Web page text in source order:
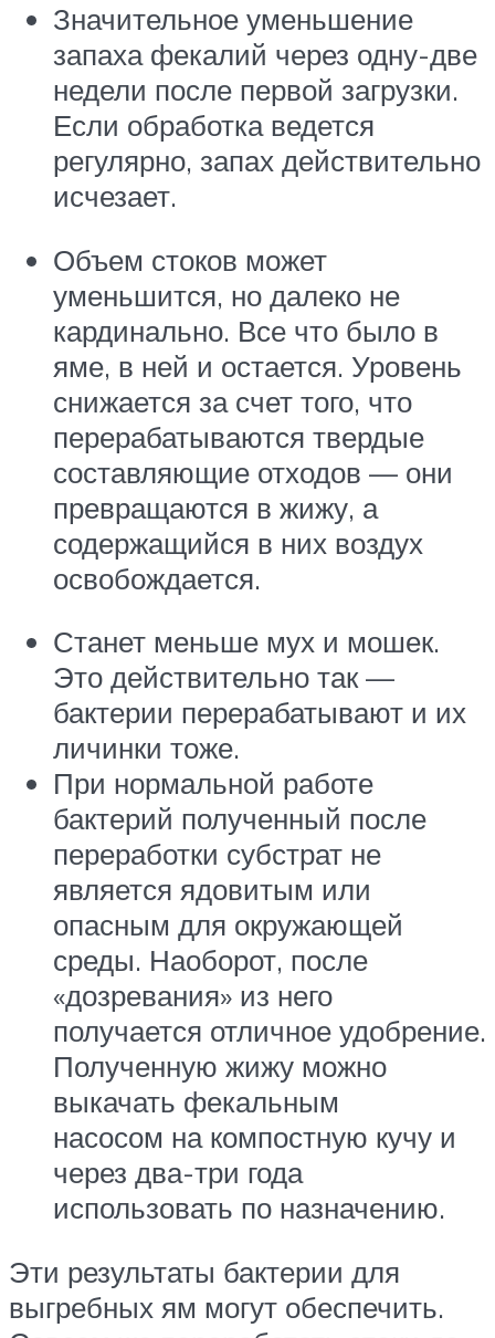
Значительное уменьшение
запаха фекалий через одну-две
недели после первой загрузки.
Если обработка ведется
регулярно, запах действительно
исчезает.
Объем стоков может
уменьшится, но далеко не
кардинально. Все что было в
яме, в ней и остается. Уровень
снижается за счет того, что
перерабатываются твердые
составляющие отходов — они
превращаются в жижу, а
содержащийся в них воздух
освобождается.
Станет меньше мух и мошек.
Это действительно так —
бактерии перерабатывают и их
личинки тоже.
При нормальной работе
бактерий полученный после
переработки субстрат не
является ядовитым или
опасным для окружающей
среды. Наоборот, после
«дозревания» из него
получается отличное удобрение.
Полученную жижу можно
выкачать фекальным
насосом на компостную кучу и
через два-три года
использовать по назначению.
Эти результаты бактерии для
выгребных ям могут обеспечить.